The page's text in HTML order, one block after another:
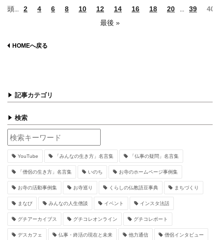
頭
2 4 6 8 10 12 14 16 18 20 39
40
最後 »
HOMEへ戻る
記事カテゴリ
検索
YouTube 「みんなの生き方」名言集 「仏事の疑問」名言集
「僧侶の生き方」名言集 いのち お寺のホームページ事例集
お寺の活動事例集 お寺巡り くらしの仏教語豆事典 まちづくり
まなび みんなの人生僧談 イベント インスタ法話
グチアーカイブス グチコレオンライン グチコレポート
デスカフェ 仏事・終活の現在と未来 他力通信 僧侶インタビュー